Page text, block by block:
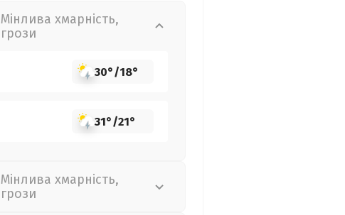
Мінлива хмарність,
грози
30°/18°
31°/21°
Мінлива хмарність,
грози